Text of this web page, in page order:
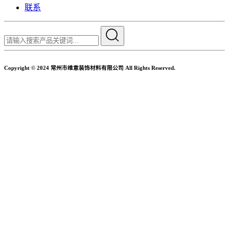
联系
Copyright © 2024 常州市维意装饰材料有限公司 All Rights Reserved.